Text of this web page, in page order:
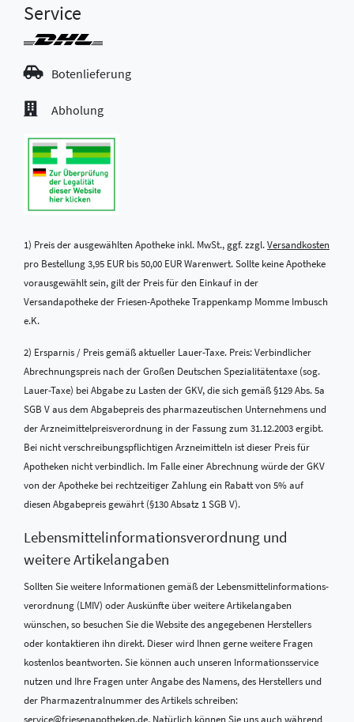
Service
Botenlieferung
Abholung
1) Preis der ausgewählten Apotheke inkl. MwSt., ggf. zzgl.Versandkosten
pro Bestellung 3,95 EUR bis 50,00 EUR Warenwert. Sollte keine Apotheke
vorausgewählt sein, gilt der Preis für den Einkauf in der
Versandapotheke der Friesen-Apotheke Trappenkamp Momme Imbusch
e.K.
2) Ersparnis / Preis gemäß aktueller Lauer-Taxe. Preis: Verbindlicher
Abrechnungspreis nach der Großen Deutschen Spezialitätentaxe (sog.
Lauer-Taxe) bei Abgabe zu Lasten der GKV, die sich gemäß §129 Abs. 5a
SGB V aus dem Abgabepreis des pharmazeutischen Unternehmens und
der Arzneimittelpreisverordnung in der Fassung zum 31.12.2003 ergibt.
Bei nicht verschreibungspflichtigen Arzneimitteln ist dieser Preis für
Apotheken nicht verbindlich. Im Falle einer Abrechnung würde der GKV
von der Apotheke bei rechtzeitiger Zahlung ein Rabatt von 5% auf
diesen Abgabepreis gewährt (§130 Absatz 1 SGB V).
Lebensmittel­informations­verordnung und
weitere Artikelangaben
Sollten Sie weitere Informationen gemäß der Lebensmittel­informations­
verordnung (LMIV) oder Auskünfte über weitere Artikelangaben
wünschen, so besuchen Sie die Website des angegebenen Herstellers
oder kontaktieren ihn direkt. Dieser wird Ihnen gerne weitere Fragen
kostenlos beantworten. Sie können auch unseren Informationsservice
nutzen und Ihre Fragen unter Angabe des Namens, des Herstellers und
der Pharmazentralnummer des Artikels schreiben:
service@friesenapotheken.de. Natürlich können Sie uns auch während